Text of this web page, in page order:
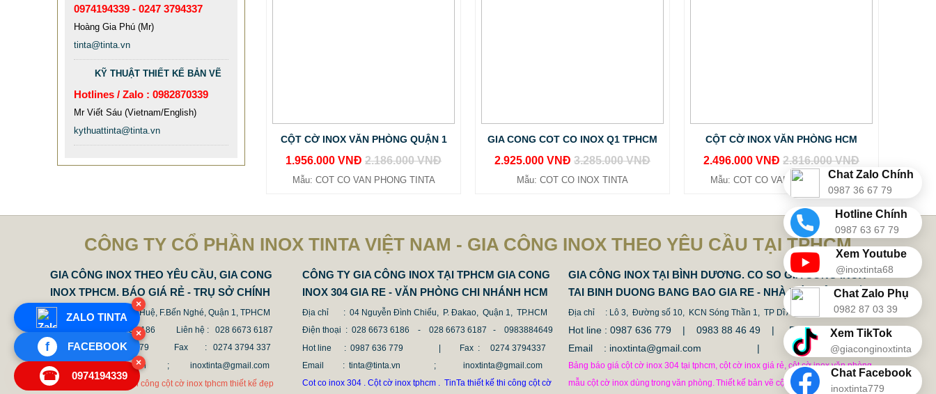
×
ZALO TINTA
×
f FACEBOOK
×
☎ 0974194339
Chat Zalo Chính
0987 36 67 79
Hotline Chính
0987 63 67 79
Xem Youtube
@inoxtinta68
Chat Zalo Phụ
0982 87 03 39
Xem TikTok
@giaconginoxtinta
Chat Facebook
inoxtinta779
CỘT CỜ INOX VĂN PHÒNG QUẬN 1
1.956.000 VNĐ 2.186.000 VNĐ
Mẫu: COT CO VAN PHONG TINTA
GIA CONG COT CO INOX Q1 TPHCM
2.925.000 VNĐ 3.285.000 VNĐ
Mẫu: COT CO INOX TINTA
CỘT CỜ INOX VĂN PHÒNG HCM
2.496.000 VNĐ 2.816.000 VNĐ
Mẫu: COT CO VAN PHONG TINTA
2.896.700 VNĐ2.986.700 VNĐ
Mẫu: MAU COT CO INOX 304
CỘT INOX 304 NÂNG HẠ
685.700 VNĐ865.700 VNĐ
Mẫu: COT INOX 304 SUS
0974194339 - 0247 3794337
Hoàng Gia Phú (Mr)
tinta@tinta.vn
KỸ THUẬT THIẾT KẾ BẢN VẼ
Hotlines / Zalo : 0982870339
Mr Viết Sáu (Vietnam/English)
kythuattinta@tinta.vn
CÔNG TY CỔ PHẦN INOX TINTA VIỆT NAM - GIA CÔNG INOX THEO YÊU CẦU TẠI TPHCM
GIA CÔNG INOX THEO YÊU CẦU, GIA CONG
INOX TPHCM. BÁO GIÁ RẺ - TRỤ SỞ CHÍNH
Địa chỉ : 68 Nguyễn Huệ, F.Bến Nghé, Quận 1, TPHCM
Điện thoại : 028 6673 6186
Liên hệ : 028 6673 6187
Hotline : 0987 636 779 Fax
: 0274 3794 337
Email : tinta@tinta.vn ;
inoxtinta@gmail.com
Cot co inox 304 hcm thi công cột cờ inox tphcm thiết kế đẹp
CÔNG TY GIA CÔNG INOX TẠI TPHCM GIA CONG
INOX 304 GIA RE - VĂN PHÒNG CHI NHÁNH HCM
Địa chỉ
: 04 Nguyễn Đình Chiểu, P. Đakao, Quận 1, TP.HCM
Điện thoại : 028 6673 6186 - 028 6673 6187 -
0983884649
Hot line
: 0987 636 779 | Fax :
0274 3794337
Email
: tinta@tinta.vn ; inoxtinta@gmail.com
Cot co inox 304 . Cột cờ inox tphcm . TinTa thiết kế thi công cột cờ
GIA CÔNG INOX TẠI BÌNH DƯƠNG. CO SO GIA CONG INOX
TAI BINH DUONG BANG BAO GIA RE - NHÀ MÁY SẢN XUẤT
Địa chỉ : Lô 3, Đường số 10, KCN Sóng Thần 1, TP Dĩ An, Tỉnh Bình Duong.
Hot line : 0987 636 779 | 0983 88 46 49 |
Fax: 0274.3794337
Email : inoxtinta@gmail.com | tinta@tinta.vn
Bảng báo giá cột cờ inox 304 tại tphcm, cột cờ inox giá rẻ, cột cờ inox văn phòng,
mẫu cột cờ inox dùng trong văn phòng.Thiết kế bản vẽ cột cờ file cad thi công cột